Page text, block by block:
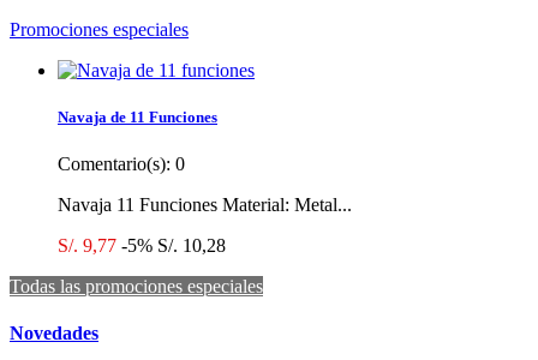
Promociones especiales
Navaja de 11 Funciones
Comentario(s): 0
Navaja 11 Funciones Material: Metal...
S/. 9,77 -5% S/. 10,28
Todas las promociones especiales
Novedades